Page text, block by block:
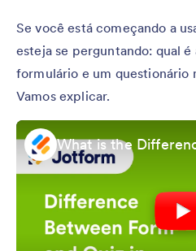
Se você está começando a
esteja se perguntando: qual
formulário e um questionário
Vamos explicar.